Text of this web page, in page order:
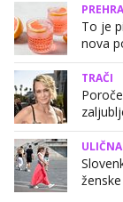
To je
nova
TRAČI